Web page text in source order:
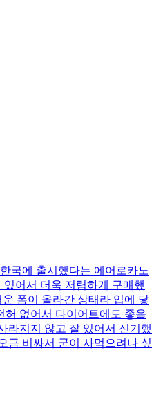
국에 출시했다는 에어로카노
어서 더욱 저렴하게 구매했
폼이 올라간 상태라 입에 닿
혀 없어서 다이어트에도 좋을
라지지 않고 잘 있어서 신기했
금 비싸서 굳이 사먹으려나 싶